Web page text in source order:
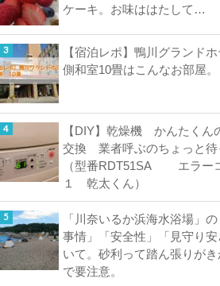
ケーキ。お味ははたして…
【宿泊レポ】鴨川グランド
側和室10畳はこんなお部屋
【DIY】乾燥機 かんたくん
交換 業者呼ぶのちょっと
（型番RDT51SA エラー
１ 乾太くん）
「川奈いるか浜海水浴場」
事情」「安全性」「見守り安
いて。砂利って踏ん張りが
で要注意。